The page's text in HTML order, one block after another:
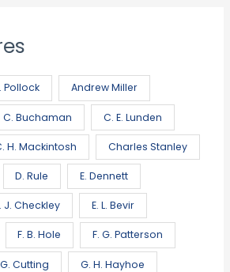
Pollock Andrew Miller
C. Buchaman C. E. Lunden
H. Mackintosh Charles Stanley
D. Rule E. Dennett
J. Checkley E. L. Bevir
F. B. Hole F. G. Patterson
G. Cutting G. H. Hayhoe